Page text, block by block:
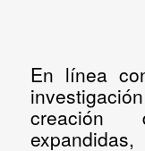
En línea
creación
expandidas,